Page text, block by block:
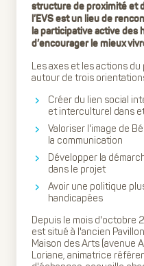
structure de proximité et
l’EVS est un lieu de
la participative active des
d’encourager le mieux
Les axes et les actions
autour de trois
Créer du lien social
et interculturel dans
Valoriser l'image de
la communication
Développer la
dans le projet
Avoir une politique
handicapées
Depuis le mois d'octobre
est situé à l'ancien
Maison des Arts (avenue
Loriane, animatrice